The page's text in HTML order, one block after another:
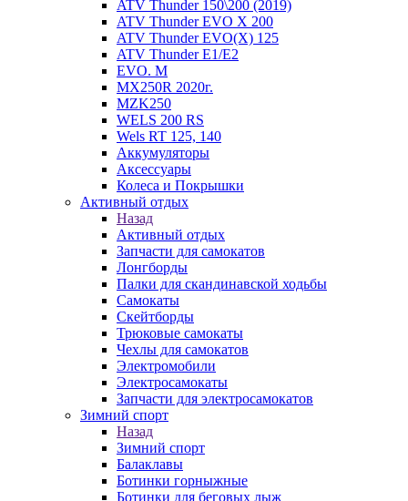
ATV Thunder 150\200 (2019)
ATV Thunder EVO X 200
ATV Thunder EVO(X) 125
ATV Thunder Е1/Е2
EVO. M
MX250R 2020г.
MZK250
WELS 200 RS
Wels RT 125, 140
Аккумуляторы
Аксессуары
Колеса и Покрышки
Активный отдых
Назад
Активный отдых
Запчасти для самокатов
Лонгборды
Палки для скандинавской ходьбы
Самокаты
Скейтборды
Трюковые самокаты
Чехлы для самокатов
Электромобили
Электросамокаты
Запчасти для электросамокатов
Зимний спорт
Назад
Зимний спорт
Балаклавы
Ботинки горныжные
Ботинки для беговых лыж